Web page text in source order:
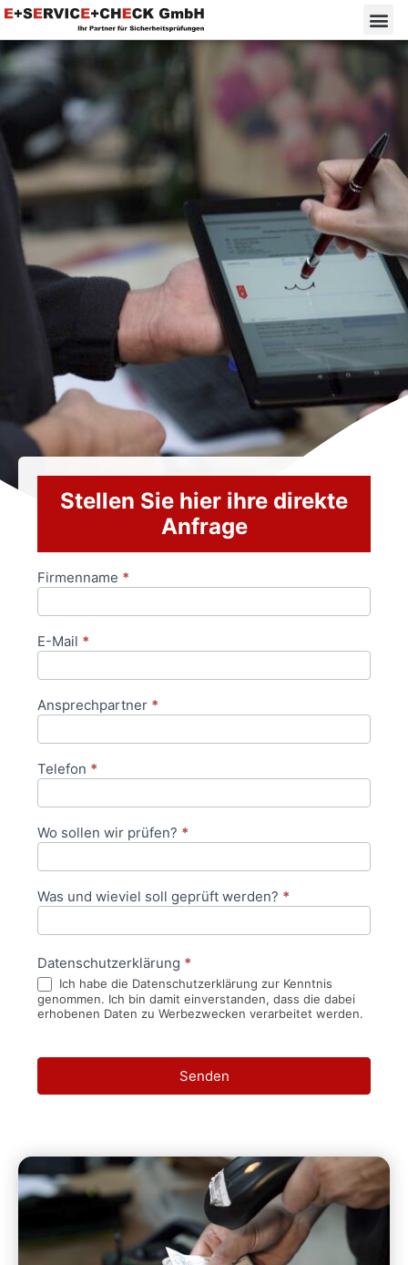
Stellen Sie hier ihre direkte
Anfrage
Anfrageformular
Firmenname *
E-Mail *
Ansprechpartner *
Telefon *
Wo sollen wir prüfen? *
Was und wieviel soll geprüft werden? *
Datenschutzerklärung *
Ich habe die Datenschutzerklärung zur Kenntnis
genommen. Ich bin damit einverstanden, dass die dabei
erhobenen Daten zu Werbezwecken verarbeitet werden.
Senden